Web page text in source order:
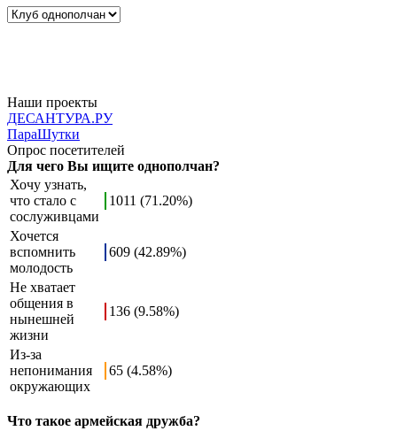
Наши проекты
ДЕСАНТУРА.РУ
ПараШутки
Опрос посетителей
Для чего Вы ищите однополчан?
Хочу узнать,
что стало с
сослуживцами
1011 (71.20%)
Хочется
вспомнить
молодость
609 (42.89%)
Не хватает
общения в
нынешней
жизни
136 (9.58%)
Из-за
непонимания
окружающих
65 (4.58%)
Что такое армейская дружба?